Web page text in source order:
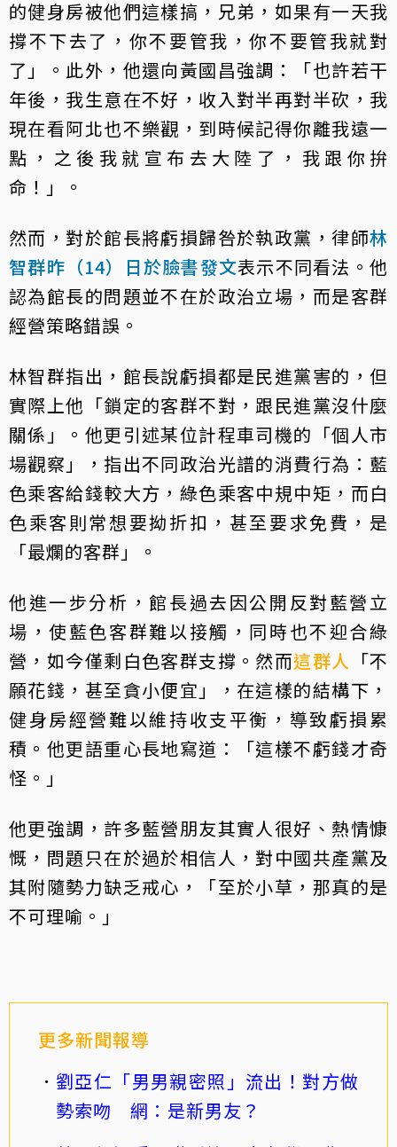
的健身房被他們這樣搞，兄弟，如果有一天我
撐不下去了，你不要管我，你不要管我就對
了」。此外，他還向黃國昌強調：「也許若干
年後，我生意在不好，收入對半再對半砍，我
現在看阿北也不樂觀，到時候記得你離我遠一
點，之後我就宣布去大陸了，我跟你拚
命！」。
然而，對於館長將虧損歸咎於執政黨，律師林
智群昨（14）日於臉書發文表示不同看法。他
認為館長的問題並不在於政治立場，而是客群
經營策略錯誤。
林智群指出，館長說虧損都是民進黨害的，但
實際上他「鎖定的客群不對，跟民進黨沒什麼
關係」。他更引述某位計程車司機的「個人市
場觀察」，指出不同政治光譜的消費行為：藍
色乘客給錢較大方，綠色乘客中規中矩，而白
色乘客則常想要拗折扣，甚至要求免費，是
「最爛的客群」。
他進一步分析，館長過去因公開反對藍營立
場，使藍色客群難以接觸，同時也不迎合綠
營，如今僅剩白色客群支撐。然而這群人 「不
願花錢，甚至貪小便宜」，在這樣的結構下，
健身房經營難以維持收支平衡，導致虧損累
積。他更語重心長地寫道：「這樣不虧錢才奇
怪。」
他更強調，許多藍營朋友其實人很好、熱情慷
慨，問題只在於過於相信人，對中國共產黨及
其附隨勢力缺乏戒心，「至於小草，那真的是
不可理喻。」
更多新聞報導
劉亞仁「男男親密照」流出！對方做
勢索吻 網：是新男友？